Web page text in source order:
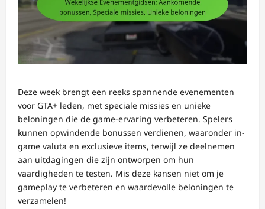
Deze week brengt een reeks spannende evenementen
voor GTA+ leden, met speciale missies en unieke
beloningen die de game-ervaring verbeteren. Spelers
kunnen opwindende bonussen verdienen, waaronder in-
game valuta en exclusieve items, terwijl ze deelnemen
aan uitdagingen die zijn ontworpen om hun
vaardigheden te testen. Mis deze kansen niet om je
gameplay te verbeteren en waardevolle beloningen te
verzamelen!